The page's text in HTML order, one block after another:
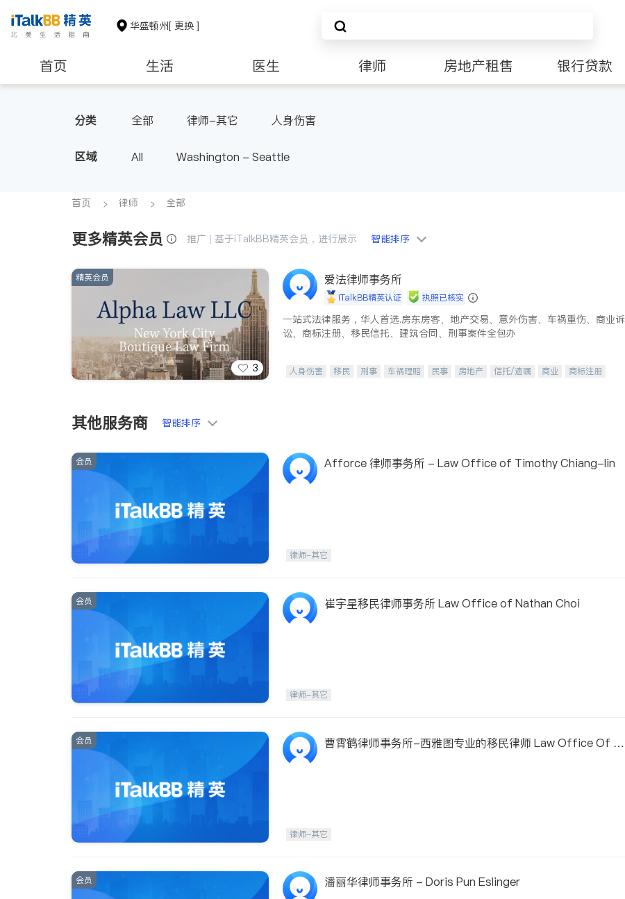
华盛顿州[ 更换 ]
首页 生活 医生 律师 房地产租售 银行贷款
分类 全部 律师-其它 人身伤害
区域 All Washington - Seattle
首页 律师 全部
更多精英会员 推广 | 基于iTalkBB精英会员，进行展示 智能排序
3
精英会员 爱法律师事务所
iTalkBB精英认证 执照已核实
一站式法律服务，华人首选.房东房客、地产交易、意外伤害、车祸重伤、商业诉
讼、商标注册、移民信托、建筑合同、刑事案件全包办
人身伤害 移民 刑事 车祸理赔 民事 房地产 信托/遗嘱 商业
商标注册
其他服务商 智能排序
会员 Afforce 律师事务所 - Law Office of Timothy Chiang-lin
律师-其它
会员 崔宇星移民律师事务所 Law Office of Nathan Choi
律师-其它
会员
曹霄鹤律师事务所-西雅图专业的移民律师 Law Office Of La
律师-其它
会员 潘丽华律师事务所 - Doris Pun Eslinger